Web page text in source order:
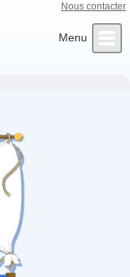
Nous contacter